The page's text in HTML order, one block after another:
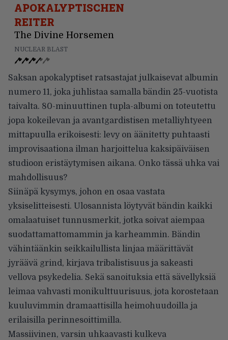
APOKALYPTISCHEN
REITER
The Divine Horsemen
NUCLEAR BLAST
Saksan apokalyptiset ratsastajat julkaisevat albumin
numero 11, joka juhlistaa samalla bändin 25-vuotista
taivalta. 80-minuuttinen tupla-albumi on toteutettu
jopa kokeilevan ja avantgardistisen metalliyhtyeen
mittapuulla erikoisesti: levy on äänitetty puhtaasti
improvisaationa ilman harjoittelua kaksipäiväisen
studioon eristäytymisen aikana. Onko tässä uhka vai
mahdollisuus?
Siinäpä kysymys, johon en osaa vastata
yksiselitteisesti. Ulosannista löytyvät bändin kaikki
omalaatuiset tunnusmerkit, jotka soivat aiempaa
suodattamattomammin ja karheammin. Bändin
vähintäänkin seikkailullista linjaa määrittävät
jyräävä grind, kirjava tribalistisuus ja sakeasti
vellova psykedelia. Sekä sanoituksia että sävellyksiä
leimaa vahvasti monikulttuurisuus, jota korostetaan
kuuluvimmin dramaattisilla heimohuudoilla ja
erilaisilla perinnesoittimilla.
Massiivinen, varsin uhkaavasti kulkeva